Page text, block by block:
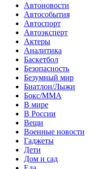
Автоновости
Автособытия
Автоспорт
Автоэксперт
Актеры
Аналитика
Баскетбол
Безопасность
Безумный мир
Биатлон/Лыжи
Бокс/MMA
В мире
В России
Вещи
Военные новости
Гаджеты
Дети
Дом и сад